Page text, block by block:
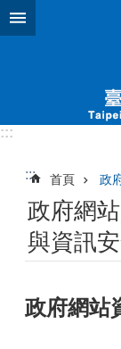
跳到主要內容區塊
:::
::: 首頁 政
政府網
與資訊
政府網站